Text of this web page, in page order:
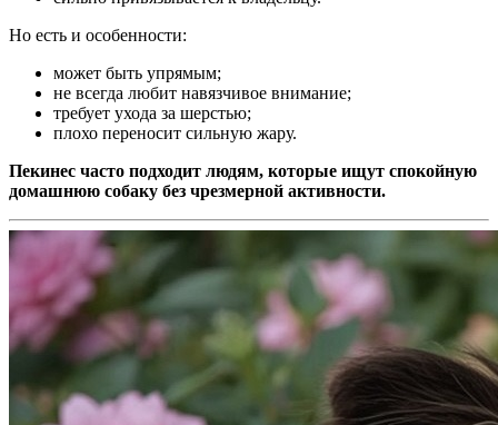
Но есть и особенности:
может быть упрямым;
не всегда любит навязчивое внимание;
требует ухода за шерстью;
плохо переносит сильную жару.
Пекинес часто подходит людям, которые ищут спокойную
домашнюю собаку без чрезмерной активности.